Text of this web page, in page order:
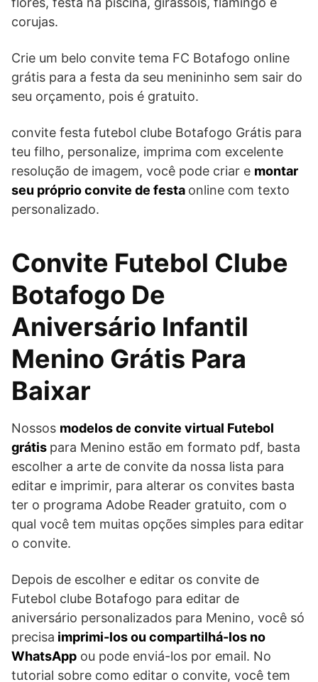
corujas.
Crie um belo convite tema FC Botafogo online
grátis para a festa da seu menininho sem sair do
seu orçamento, pois é gratuito.
convite festa futebol clube Botafogo Grátis para
teu filho, personalize, imprima com excelente
resolução de imagem, você pode criar e montar
seu próprio convite de festa online com texto
personalizado.
Convite Futebol Clube
Botafogo De
Aniversário Infantil
Menino Grátis Para
Baixar
Nossos modelos de convite virtual Futebol
grátis para Menino estão em formato pdf, basta
escolher a arte de convite da nossa lista para
editar e imprimir, para alterar os convites basta
ter o programa Adobe Reader gratuito, com o
qual você tem muitas opções simples para editar
o convite.
Depois de escolher e editar os convite de
Futebol clube Botafogo para editar de
aniversário personalizados para Menino, você só
precisa imprimi-los ou compartilhá-los no
WhatsApp ou pode enviá-los por email. No
tutorial sobre como editar o convite, você tem